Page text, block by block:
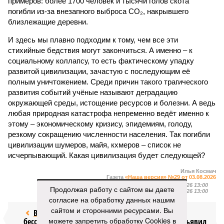
погибли из-за внезапного выброса CO₂, накрывшего
близлежащие деревни.
И здесь мы плавно подходим к тому, чем все эти
стихийные бедствия могут закончиться. А именно – к
социальному коллапсу, то есть фактическому упадку
развитой цивилизации, зачастую с последующим её
полным уничтожением. Среди причин такого трагического
развития событий учёные называют деградацию
окружающей среды, истощение ресурсов и болезни. А ведь
любая природная катастрофа непременно ведёт именно к
этому – экономическому кризису, эпидемиям, голоду,
резкому сокращению численности населения. Так погибли
цивилизации шумеров, майя, кхмеров – список не
исчерпывающий. Какая цивилизация будет следующей?
Илья Космач
Газета «Наша версия» №29 от 03.08.2026
05.08.2026 13:00
Отредактировано:05.08.2026 13:00
Возраст
бессмертия
Инфантино
отступил и объявил
Продолжая работу с сайтом вы даете
согласие на обработку данных нашим
сайтом и сторонними ресурсами. Вы
можете запретить обработку Cookies в